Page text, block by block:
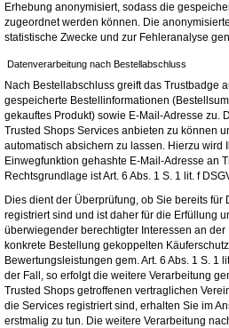
Erhebung anonymisiert, sodass die
zugeordnet werden können. Die
statistische Zwecke und zur Fehleranalyse
Datenverarbeitung nach Bestellabschluss
Nach Bestellabschluss greift das Trustbadge
gespeicherte Bestellinformationen
gekauftes Produkt) sowie E-Mail-Adresse zu.
Trusted Shops Services anbieten zu können
automatisch absichern zu lassen. Hierzu wird
Einwegfunktion gehashte E-Mail-Adresse an
Rechtsgrundlage ist Art. 6 Abs. 1 S. 1 lit. f
Dies dient der Überprüfung, ob Sie bereits für
registriert sind und ist daher für die Erfüllung
überwiegender berechtigter Interessen an
konkrete Bestellung gekoppelten
Bewertungsleistungen gem. Art. 6 Abs. 1 S. 1
der Fall, so erfolgt die weitere Verarbeitung
Trusted Shops getroffenen vertraglichen
die Services registriert sind, erhalten Sie im
erstmalig zu tun. Die weitere Verarbeitung